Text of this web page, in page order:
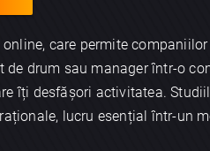
care permite
drum sau manager într-o
îți desfășori activitatea.
lucru esențial într-un